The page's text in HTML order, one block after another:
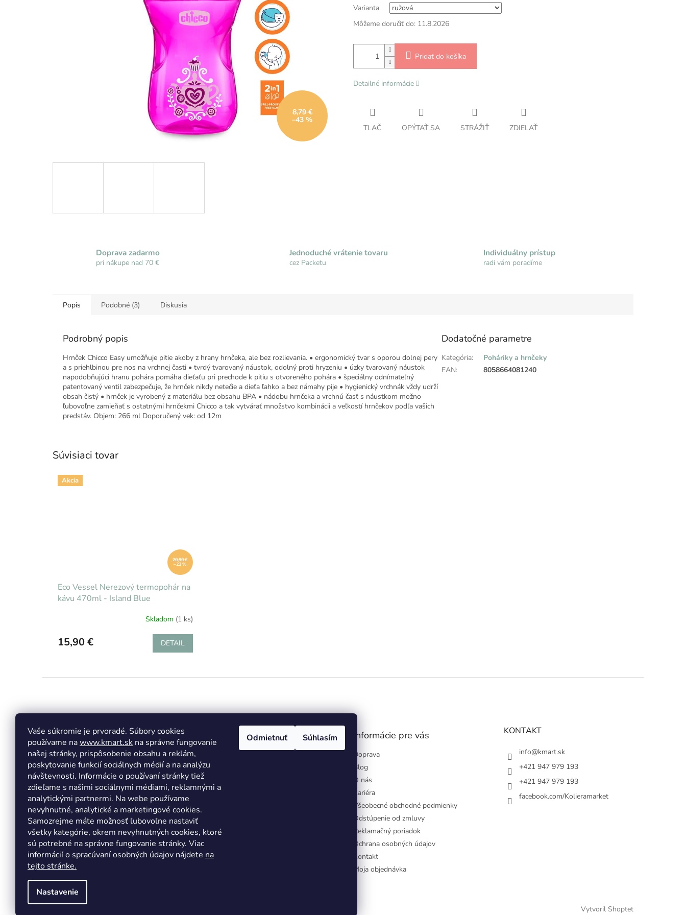
Vaše súkromie je prvoradé. Súbory cookies
používame nawww.kmart.sk na správne fungovanie
našej stránky, prispôsobenie obsahu a reklám,
poskytovanie funkcií sociálnych médií a na analýzu
návštevnosti. Informácie o používaní stránky tiež
zdieľame s našimi sociálnymi médiami, reklamnými a
analytickými partnermi. Na webe používame
nevyhnutné, analytické a marketingové cookies.
Samozrejme máte možnosť ľubovoľne nastaviť
všetky kategórie, okrem nevyhnutných cookies, ktoré
sú potrebné na správne fungovanie stránky. Viac
informácií o spracúvaní osobných údajov nájdete na
tejto stránke.
Nastavenie
Odmietnuť Súhlasím
8,79 €
–43 %
Varianta
Môžeme doručiť do: 11.8.2026
Pridať do košíka
Detailné informácie
TLAČ OPÝTAŤ SA STRÁŽIŤ ZDIEĽAŤ
Doprava zadarmo
pri nákupe nad 70 €
Jednoduché vrátenie tovaru
cez Packetu
Individuálny prístup
radi vám poradíme
Popis Podobné (3) Diskusia
Podrobný popis
Hrnček Chicco Easy umožňuje pitie akoby z hrany hrnčeka, ale bez rozlievania. • ergonomický tvar s oporou dolnej pery
a s priehlbinou pre nos na vrchnej časti • tvrdý tvarovaný náustok, odolný proti hryzeniu • úzky tvarovaný náustok
napodobňujúci hranu pohára pomáha dieťaťu pri prechode k pitiu s otvoreného pohára • špeciálny odnímateľný
patentovaný ventil zabezpečuje, že hrnček nikdy netečie a dieťa ľahko a bez námahy pije • hygienický vrchnák vždy udrží
obsah čistý • hrnček je vyrobený z materiálu bez obsahu BPA • nádobu hrnčeka a vrchnú časť s náustkom možno
ľubovoľne zamieňať s ostatnými hrnčekmi Chicco a tak vytvárať množstvo kombinácii a veľkostí hrnčekov podľa vašich
predstáv. Objem: 266 ml Doporučený vek: od 12m
Dodatočné parametre
Kategória:
Poháriky a hrnčeky
EAN: 8058664081240
Súvisiaci tovar
Akcia
20,90 €
–23 %
Eco Vessel Nerezový termopohár na
kávu 470ml - Island Blue
Skladom (1 ks)
15,90 € DETAIL
Facebook Informácie pre vás
Doprava
Blog
O nás
Kariéra
Všeobecné obchodné podmienky
Odstúpenie od zmluvy
Reklamačný poriadok
Ochrana osobných údajov
Kontakt
Moja objednávka
KONTAKT
info@kmart.sk
+421 947 979 193
+421 947 979 193
facebook.com/Kolieramarket
Vytvoril Shoptet